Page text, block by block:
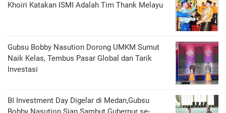
Khoiri Katakan ISMI Adalah Tim Thank Melayu
Gubsu Bobby Nasution Dorong UMKM Sumut
Naik Kelas, Tembus Pasar Global dan Tarik
Investasi
BI Investment Day Digelar di Medan,Gubsu